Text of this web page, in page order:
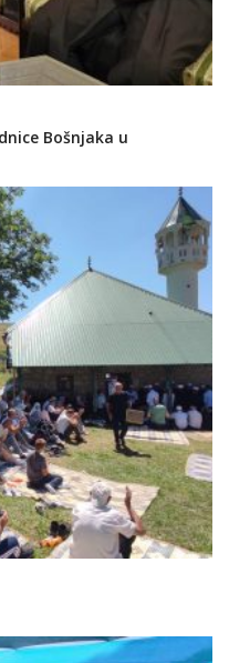
Bošnjaka u